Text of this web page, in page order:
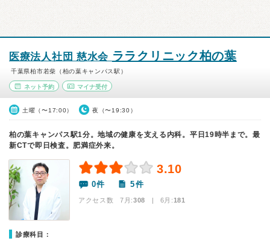
医療法人社団 慈水会 ララクリニック柏の葉
千葉県柏市若柴（柏の葉キャンパス駅）
ネット予約 マイナ受付
土曜（〜17:00） 夜（〜19:30）
柏の葉キャンパス駅1分。地域の健康を支える内科。平日19時半まで。最
新CTで即日検査。肥満症外来。
3.10
0件 5件
アクセス数 7月:308 | 6月:181
診療科目：